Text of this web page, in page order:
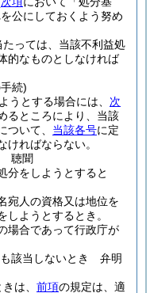
公にしておくよう努め
っては、当該不利益処
的なものとしなければ
続)
うとする場合には、 次
るところにより、当該
ついて、 当該各号に定
ればならない。
聴聞
分をしようとすると
宛人の資格又は地位を
ようとするとき。
場合であって行政庁が
も該当しないとき 弁明
は、 前項の規定は、適